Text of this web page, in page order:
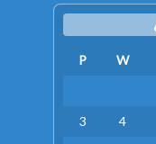
P W
3
4